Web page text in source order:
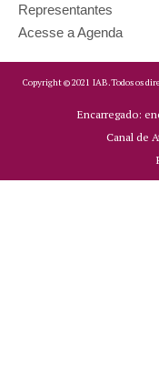
Representantes
Acesse a Agenda
Copyright ©2021 IAB.Todos os
Encarregado:
Canal de